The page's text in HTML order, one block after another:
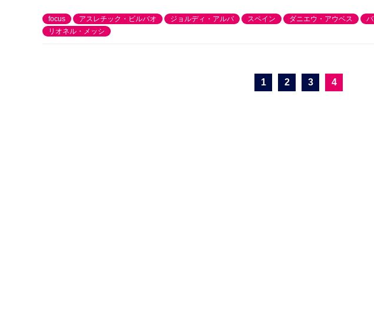
focus アスレチック・ビルバオ ジョルディ・アルバ スペイン ダニエウ・アウベス
リオネル・メッシ
1 2 3 4